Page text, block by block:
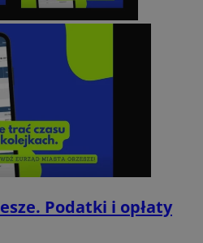
Podatki i opłaty